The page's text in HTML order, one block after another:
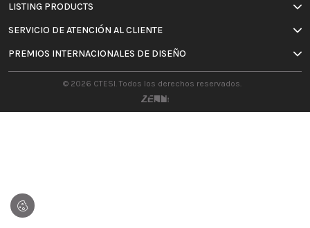
LISTING PRODUCTS
SERVICIO DE ATENCIÓN AL CLIENTE
PREMIOS INTERNACIONALES DE DISEÑO
© 2026 CTESI. Todos los derechos reservados.